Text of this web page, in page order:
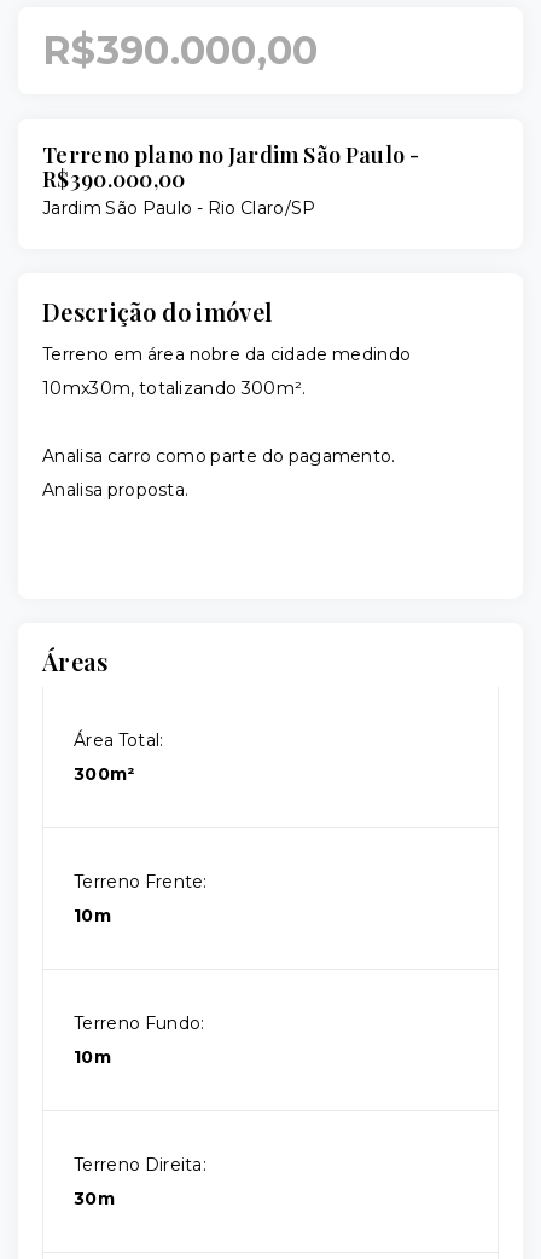
R$390.000,00
Terreno plano no Jardim São Paulo -
R$390.000,00
Jardim São Paulo - Rio Claro/SP
Descrição do imóvel
Terreno em área nobre da cidade medindo
10mx30m, totalizando 300m².
Analisa carro como parte do pagamento.
Analisa proposta.
Áreas
Área Total:
300m²
Terreno Frente:
10m
Terreno Fundo:
10m
Terreno Direita:
30m